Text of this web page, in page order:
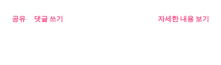
공유 댓글 쓰기 자세한 내용 보기